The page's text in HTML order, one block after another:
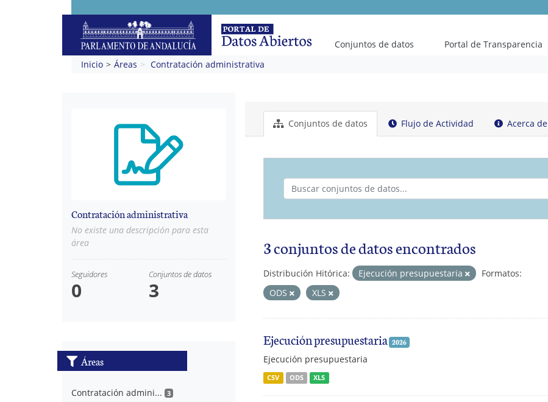
Conjuntos de datos Portal de Transparencia
Inicio
Áreas Contratación administrativa
Contratación administrativa
No existe una descripción para esta
área
Seguidores
0
Conjuntos de datos
3
Áreas
Contratación admini... 3
Conjuntos de datos Flujo de Actividad Acerca de
3 conjuntos de datos encontrados
Distribución Hitórica: Ejecución presupuestaria
Formatos:
ODS
XLS
Ejecución presupuestaria 2026
Ejecución presupuestaria
CSV ODS XLS